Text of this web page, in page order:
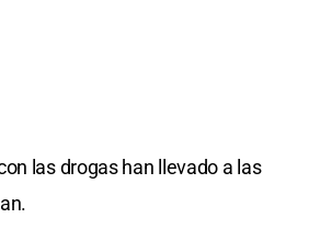
las drogas han llevado a las